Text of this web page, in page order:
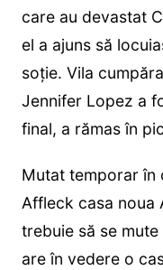
care au devastat
el a ajuns să
soție. Vila
Jennifer Lopez a
final, a rămas în
Mutat temporar în
Affleck casa noua
trebuie să se
are în vedere o